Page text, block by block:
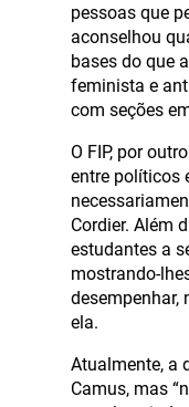
pessoas que
aconselhou
bases do que
feminista e
com seções
O FIP, por
entre políticos
Cordier. Além
estudantes a
mostrando-
desempenhar,
ela.
Atualmente, a
Camus, mas